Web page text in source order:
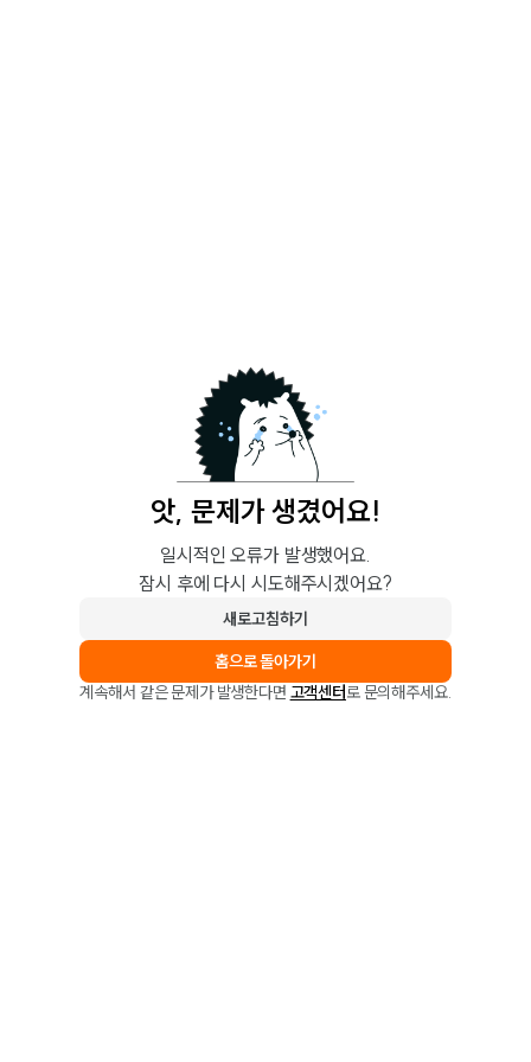
앗, 문제가 생겼어요!
일시적인 오류가 발생했어요.
잠시 후에 다시 시도해주시겠어요?
새로고침하기
홈으로 돌아가기
계속해서 같은 문제가 발생한다면 고객센터로 문의해주세요.